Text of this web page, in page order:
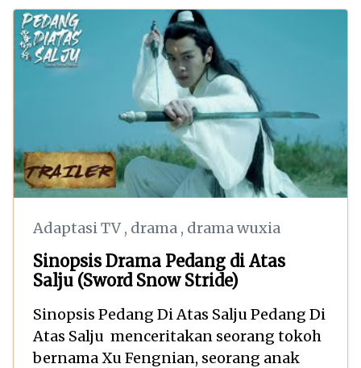
Adaptasi TV, drama , drama wuxia
Sinopsis Drama Pedang di Atas
Salju (Sword Snow Stride)
Sinopsis Pedang Di Atas Salju Pedang Di
Atas Salju menceritakan seorang tokoh
bernama Xu Fengnian, seorang anak